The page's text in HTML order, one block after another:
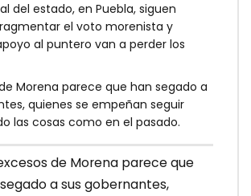
del estado, en Puebla, siguen
el voto morenista y
al puntero van a perder los
Morena parece que han segado a
quienes se empeñan seguir
las cosas como en el pasado.
de Morena parece que
a sus gobernantes,